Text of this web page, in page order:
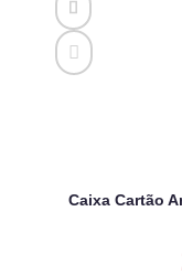
Caixa Cartão